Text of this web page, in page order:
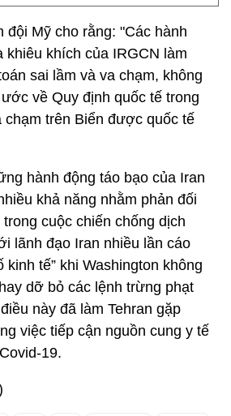
đội Mỹ cho rằng: "Các hành
khiêu khích của IRGCN làm
sai lầm và va chạm, không
về Quy định quốc tế trong
chạm trên Biển được quốc tế
hành động táo bạo của Iran
khả năng nhằm phản đối
cuộc chiến chống dịch
lãnh đạo Iran nhiều lần cáo
kinh tế” khi Washington không
dỡ bỏ các lệnh trừng phạt
này đã làm Tehran gặp
việc tiếp cận nguồn cung y tế
19.